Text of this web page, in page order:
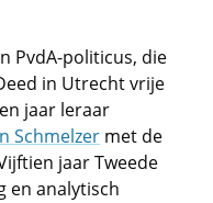
PvdA-politicus, die
in Utrecht vrije
jaar leraar
Schmelzer met de
jaar Tweede
en analytisch